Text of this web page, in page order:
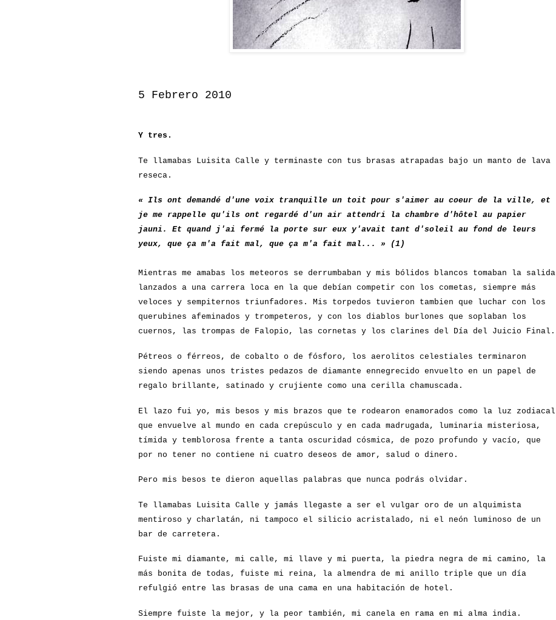
5 Febrero 2010
Y tres.
Te llamabas Luisita Calle y terminaste con tus brasas atrapadas
bajo un manto de lava
reseca.
« Ils ont demandé d'une voix tranquille un toit pour s'aimer au coeur de la ville, et
je me rappelle qu'ils ont regardé d'un air attendri la chambre d'hôtel au papier
jauni. Et quand j'ai fermé la porte sur eux y'avait tant d'soleil au fond de leurs
yeux, que ça m'a fait mal, que ça m'a fait mal... » (1)
Mientras me amabas los meteoros se derrumbaban y mis bólidos blancos tomaban la salida
lanzados a una carrera loca en la que debían competir con los cometas, siempre más
veloces y sempiternos triunfadores. Mis torpedos tuvieron tambien que luchar con los
querubines afeminados y trompeteros, y con los diablos burlones que soplaban los
cuernos, las trompas de Falopio, las cornetas y los clarines del Día del Juicio Final.
Pétreos o férreos, de cobalto o de fósforo, los aerolitos celestiales terminaron
siendo apenas unos tristes pedazos de diamante ennegrecido envuelto en un papel de
regalo brillante, satinado y crujiente como una cerilla chamuscada.
El lazo fui yo, mis besos y mis brazos que te rodearon enamorados como la luz zodiacal
que envuelve al mundo en cada crepúsculo y en cada madrugada, luminaria misteriosa,
tímida y temblorosa frente a tanta oscuridad cósmica, de pozo profundo y vacío, que
por no tener no contiene ni cuatro deseos de amor, salud o dinero.
Pero mis besos te dieron aquellas palabras que nunca podrás olvidar.
Te llamabas Luisita Calle y jamás llegaste a ser el vulgar oro de un alquimista
mentiroso y charlatán, ni tampoco el silicio acristalado, ni el neón luminoso de un
bar de carretera.
Fuiste mi diamante, mi calle, mi llave y mi puerta, la piedra negra de mi camino, la
más bonita de todas, fuiste mi reina, la almendra de mi anillo triple que un día
refulgió entre las brasas de una cama en una habitación de hotel.
Siempre fuiste la mejor, y la peor también, mi canela en rama en mi alma india.